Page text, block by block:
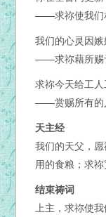
——求祢使我们
我们的心灵因嫉
——求祢藉所赐
求祢今天给工人
——赏赐所有的
天主经
我们的天父，
用的食粮；求
结束祷词
上主，求祢使